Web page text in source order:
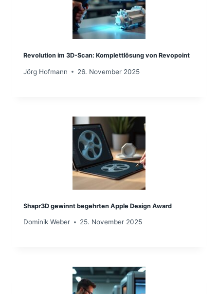
Revolution im 3D-Scan: Komplettlösung von Revopoint
Jörg Hofmann 26. November 2025
Shapr3D gewinnt begehrten Apple Design Award
Dominik Weber 25. November 2025